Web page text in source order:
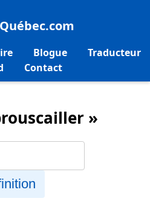
Blogue
Traducteur
Contact
»